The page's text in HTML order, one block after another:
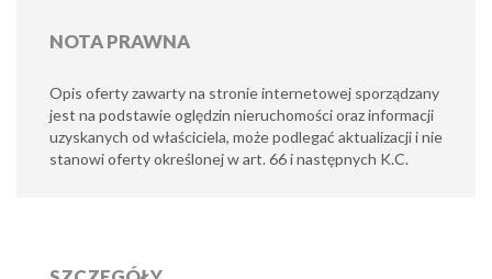
NOTA PRAWNA
Opis oferty zawarty na stronie internetowej sporządzany
jest na podstawie oględzin nieruchomości oraz informacji
uzyskanych od właściciela, może podlegać aktualizacji i nie
stanowi oferty określonej w art. 66 i następnych K.C.